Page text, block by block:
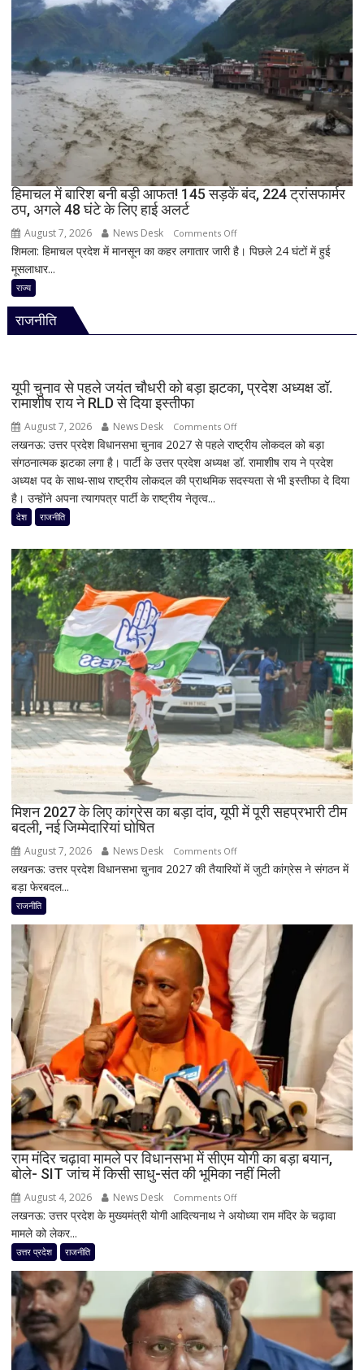
हमला!
ने
की
अंधाधुंध
फायरिंग,
शिक्षक
समेत
4
की
मौत,
हिमाचल में बारिश बनी बड़ी आफत! 145 सड़कें बंद, 224 ट्रांसफार्मर
ठप, अगले 48 घंटे के लिए हाई अलर्ट
August 7, 2026 News Desk Comments Offon
हिमाचल
बंद,
ट्रांसफार्मर
ठप,
अगले
48
हाई
अलर्ट
शिमला: हिमाचल प्रदेश में मानसून का कहर लगातार जारी है। पिछले 24 घंटों में हुई
मूसलाधार...
राज्य
राजनीति
यूपी चुनाव से पहले जयंत चौधरी को बड़ा झटका, प्रदेश अध्यक्ष डॉ.
रामाशीष राय ने RLD से दिया इस्तीफा
August 7, 2026 News Desk Comments Offon
यूपी
चुनाव
से
को
बड़ा
झटका,
प्रदेश
अध्यक्ष
डॉ.
रामाशीष
राय
ने
RLD
से
दिया
इस्तीफा
लखनऊ: उत्तर प्रदेश विधानसभा चुनाव 2027 से पहले राष्ट्रीय लोकदल को बड़ा
संगठनात्मक झटका लगा है। पार्टी के उत्तर प्रदेश अध्यक्ष डॉ. रामाशीष राय ने प्रदेश
अध्यक्ष पद के साथ-साथ राष्ट्रीय लोकदल की प्राथमिक सदस्यता से भी इस्तीफा दे दिया
है। उन्होंने अपना त्यागपत्र पार्टी के राष्ट्रीय नेतृत्व...
देश राजनीति
मिशन 2027 के लिए कांग्रेस का बड़ा दांव, यूपी में पूरी सहप्रभारी टीम
बदली, नई जिम्मेदारियां घोषित
August 7, 2026 News Desk Comments Offon
मिशन
लिए
कांग्रेस
का
बड़ा
दांव,
यूपी
में
पूरी
सहप्रभारी
टीम
बदली,
नई
जिम्मेदारियां
घोषित
लखनऊ: उत्तर प्रदेश विधानसभा चुनाव 2027 की तैयारियों में जुटी कांग्रेस ने संगठन में
बड़ा फेरबदल...
राजनीति
राम मंदिर चढ़ावा मामले पर विधानसभा में सीएम योगी का बड़ा बयान,
बोले- SIT जांच में किसी साधु-संत की भूमिका नहीं मिली
August 4, 2026 News Desk Comments Offon
राम
मामले
पर
विधानसभा
सीएम
योगी
लखनऊ: उत्तर प्रदेश के मुख्यमंत्री योगी आदित्यनाथ ने अयोध्या राम मंदिर के चढ़ावा
मामले को लेकर...
उत्तर प्रदेश राजनीति